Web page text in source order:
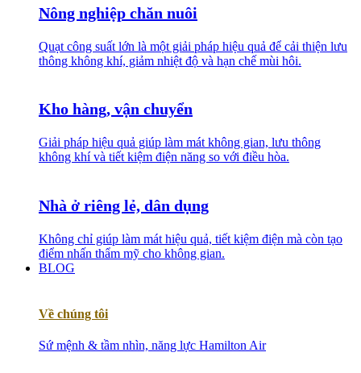
Nông nghiệp chăn nuôi
Quạt công suất lớn là một giải pháp hiệu quả để cải thiện lưu
thông không khí, giảm nhiệt độ và hạn chế mùi hôi.
Kho hàng, vận chuyển
Giải pháp hiệu quả giúp làm mát không gian, lưu thông
không khí và tiết kiệm điện năng so với điều hòa.
Nhà ở riêng lẻ, dân dụng
Không chỉ giúp làm mát hiệu quả, tiết kiệm điện mà còn tạo
điểm nhấn thẩm mỹ cho không gian.
BLOG
Về chúng tôi
Sứ mệnh & tầm nhìn, năng lực Hamilton Air